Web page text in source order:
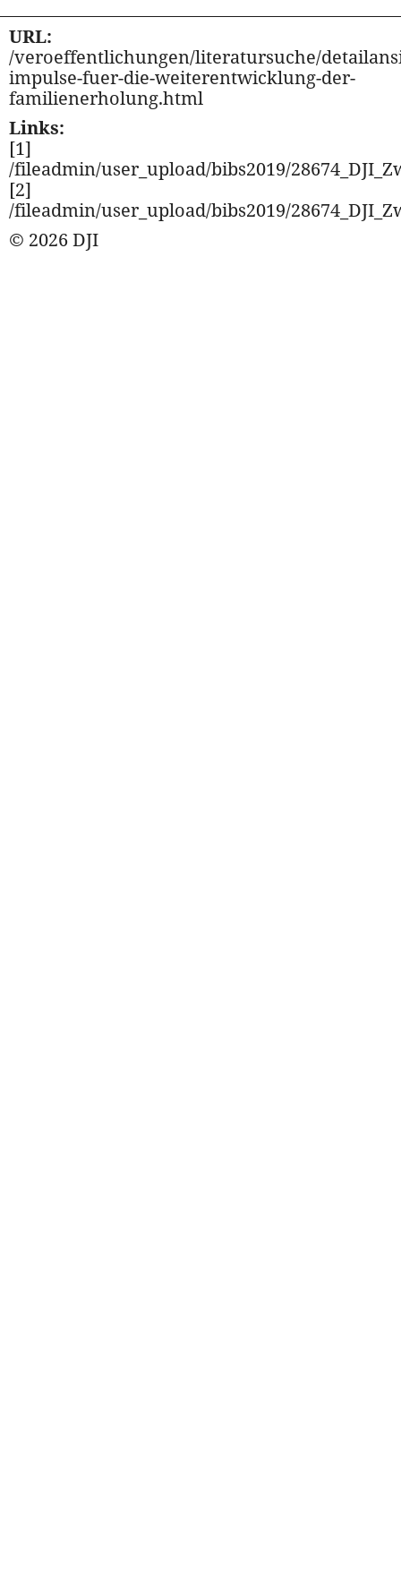
URL:
/veroeffentlichungen/literatursuche/
impulse-fuer-die-weiterentwicklung-der-
familienerholung.html
Links:
[1]
/fileadmin/user_upload/bibs2019/
[2]
/fileadmin/user_upload/bibs2019/
© 2026 DJI